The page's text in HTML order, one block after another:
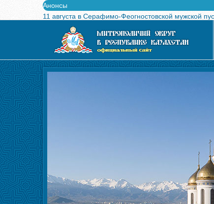
Анонсы
11 августа в Серафимо-Феогностовской мужской
Выпущен в свет буклет о проведении
Вышел в свет новый номер журнала «Свет
Вышла в свет монография «Управляющие Алма-
Алма-Атинская духовная семинария объявляет